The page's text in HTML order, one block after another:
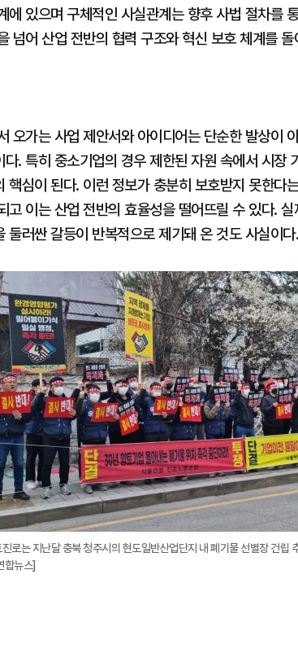
에 있으며 구체적인 사실관계는 향후 사법 절차를
넘어 산업 전반의 협력 구조와 혁신 보호 체계를
오가는 사업 제안서와 아이디어는 단순한 발상이
다. 특히 중소기업의 경우 제한된 자원 속에서 시장
핵심이 된다. 이런 정보가 충분히 보호받지 못한다
고 이는 산업 전반의 효율성을 떨어뜨릴 수 있다.
둘러싼 갈등이 반복적으로 제기돼 온 것도 사실이다.
로는 지난달 충북 청주시의 현도일반산업단지 내 폐기물 선별장 건립
합뉴스]